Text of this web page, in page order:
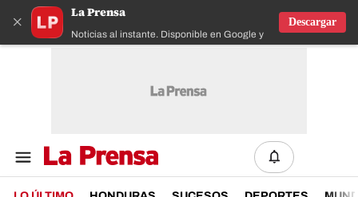
×
La Prensa
Noticias al instante. Disponible en Google y IOS
Descargar